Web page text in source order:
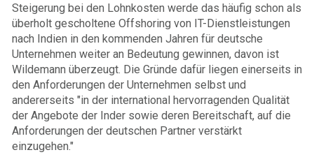
Steigerung bei den Lohnkosten werde das häufig schon als
überholt gescholtene Offshoring von IT-Dienstleistungen
nach Indien in den kommenden Jahren für deutsche
Unternehmen weiter an Bedeutung gewinnen, davon ist
Wildemann überzeugt. Die Gründe dafür liegen einerseits in
den Anforderungen der Unternehmen selbst und
andererseits "in der international hervorragenden Qualität
der Angebote der Inder sowie deren Bereitschaft, auf die
Anforderungen der deutschen Partner verstärkt
einzugehen."